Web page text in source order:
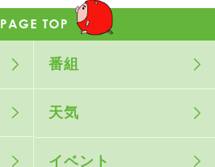
番組
天気
イベント